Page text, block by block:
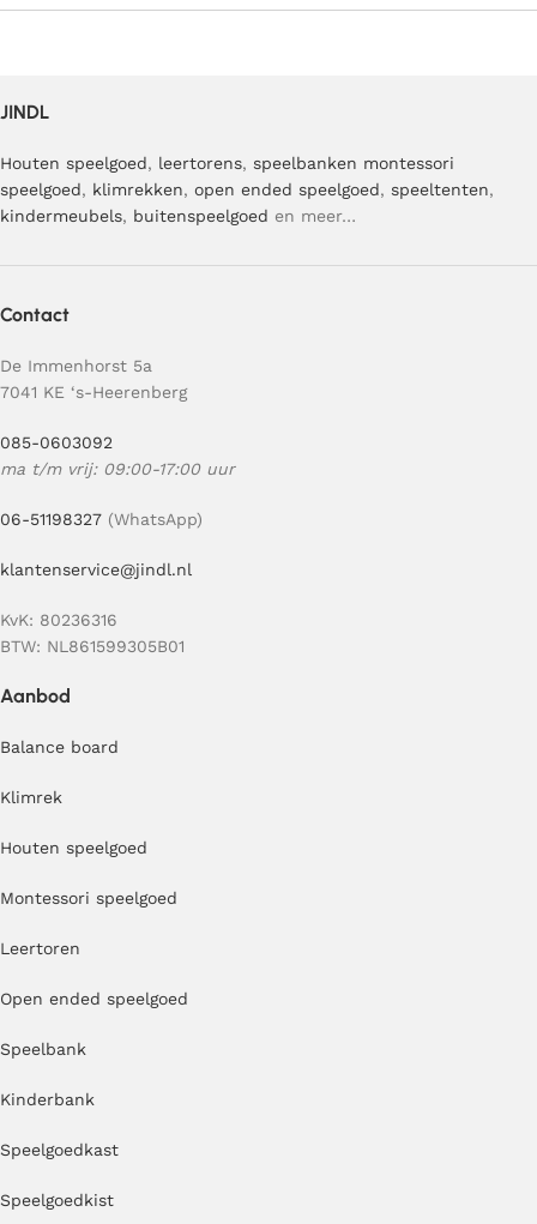
JINDL
Houten speelgoed, leertorens, speelbanken montessori
speelgoed, klimrekken, open ended speelgoed, speeltenten,
kindermeubels, buitenspeelgoed en meer…
Contact
De Immenhorst 5a
7041 KE ‘s-Heerenberg
085-0603092
ma t/m vrij: 09:00-17:00 uur
06-51198327 (WhatsApp)
klantenservice@jindl.nl
KvK: 80236316
BTW: NL861599305B01
Aanbod
Balance board
Klimrek
Houten speelgoed
Montessori speelgoed
Leertoren
Open ended speelgoed
Speelbank
Kinderbank
Speelgoedkast
Speelgoedkist